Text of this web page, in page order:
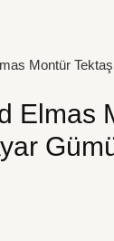
Montür
Elmas